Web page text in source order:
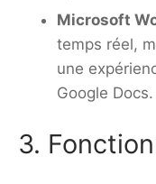
Microsoft
temps réel,
une
Google Docs.
3.